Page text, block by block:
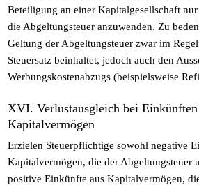
Beteiligung an einer Kapitalgesellschaft
die Abgeltungsteuer anzuwenden. Zu
Geltung der Abgeltungsteuer zwar im
Steuersatz beinhaltet, jedoch auch den
Werbungskostenabzugs (beispielsweise
XVI. Verlustausgleich bei Einkünften
Kapitalvermögen
Erzielen Steuerpflichtige sowohl negative
Kapitalvermögen, die der Abgeltungsteuer
positive Einkünfte aus Kapitalvermögen,